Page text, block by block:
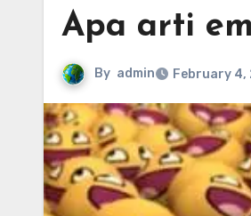
Apa arti
By admin February 4,